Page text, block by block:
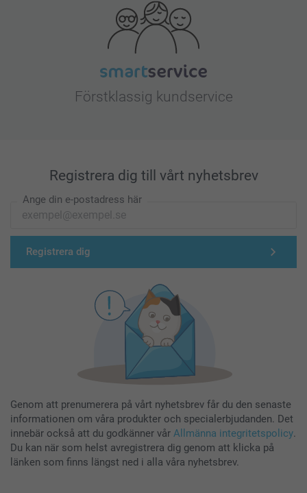
Förstklassig kundservice
Registrera dig till vårt nyhetsbrev
Ange din e-postadress här
Registrera dig
Genom att prenumerera på vårt nyhetsbrev får du den senaste
informationen om våra produkter och specialerbjudanden. Det
innebär också att du godkänner vår Allmänna integritetspolicy.
Du kan när som helst avregistrera dig genom att klicka på
länken som finns längst ned i alla våra nyhetsbrev.